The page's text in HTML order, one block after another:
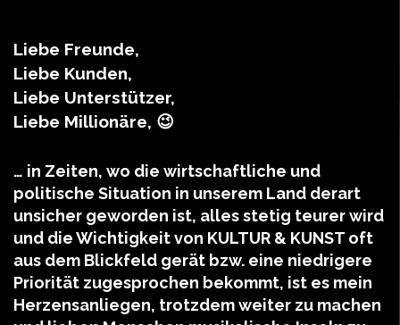
Liebe Freunde,
Liebe Kunden,
Liebe Unterstützer,
Liebe Millionäre, 😉
… in Zeiten, wo die wirtschaftliche und
politische Situation in unserem Land derart
unsicher geworden ist, alles stetig teurer wird
und die Wichtigkeit von KULTUR & KUNST oft
aus dem Blickfeld gerät bzw. eine niedrigere
Priorität zugesprochen bekommt, ist es mein
Herzensanliegen, trotzdem weiter zu machen